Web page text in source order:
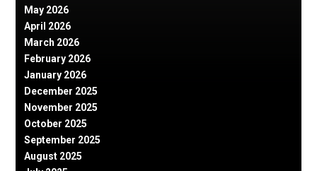
May 2026
April 2026
March 2026
February 2026
January 2026
December 2025
November 2025
October 2025
September 2025
August 2025